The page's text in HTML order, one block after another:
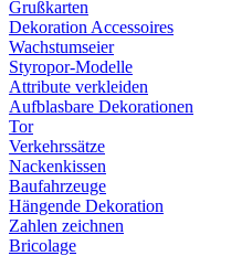
Grußkarten
Dekoration Accessoires
Wachstumseier
Styropor-Modelle
Attribute verkleiden
Aufblasbare Dekorationen
Tor
Verkehrssätze
Nackenkissen
Baufahrzeuge
Hängende Dekoration
Zahlen zeichnen
Bricolage